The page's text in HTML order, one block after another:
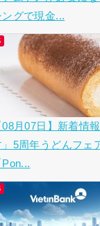
ングで現金...
08月07日】新着情
」5周年うどんフェ
Pon...